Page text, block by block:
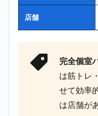
店舗
完全個室
は筋トレ
せて効率
は店舗が